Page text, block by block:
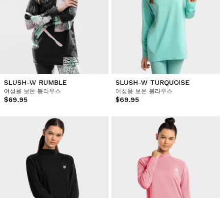
SLUSH-W RUMBLE
여성용 보온 블라우스
$69.95
SLUSH-W TURQUOISE
여성용 보온 블라우스
$69.95